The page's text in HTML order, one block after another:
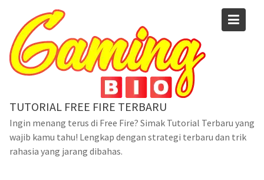
content
TUTORIAL FREE FIRE TERBARU
Ingin menang terus di Free Fire? Simak Tutorial Terbaru yang
wajib kamu tahu! Lengkap dengan strategi terbaru dan trik
rahasia yang jarang dibahas.
Blog
Home
Mobile Legend
Hero Mobile Legend Paling Kuat dan Mematikan: Strategi